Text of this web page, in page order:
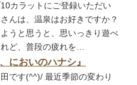
カラットにご登録いただい
んは、温泉はお好きですか？
うと思うと、思いっきり遊べ
ど、普段の疲れを…
においのハナシ』
です(^^)/ 最近季節の変わり